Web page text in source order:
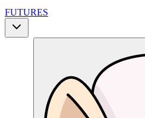
FUTURES